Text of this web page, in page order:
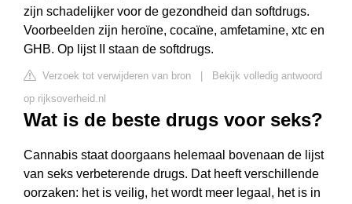
zijn schadelijker voor de gezondheid dan softdrugs.
Voorbeelden zijn heroïne, cocaïne, amfetamine, xtc en
GHB. Op lijst II staan de softdrugs.
Verzoek tot verwijderen van bron
Bekijk volledig antwoord
op rijksoverheid.nl
Wat is de beste drugs voor seks?
Cannabis staat doorgaans helemaal bovenaan de lijst
van seks verbeterende drugs. Dat heeft verschillende
oorzaken: het is veilig, het wordt meer legaal, het is in